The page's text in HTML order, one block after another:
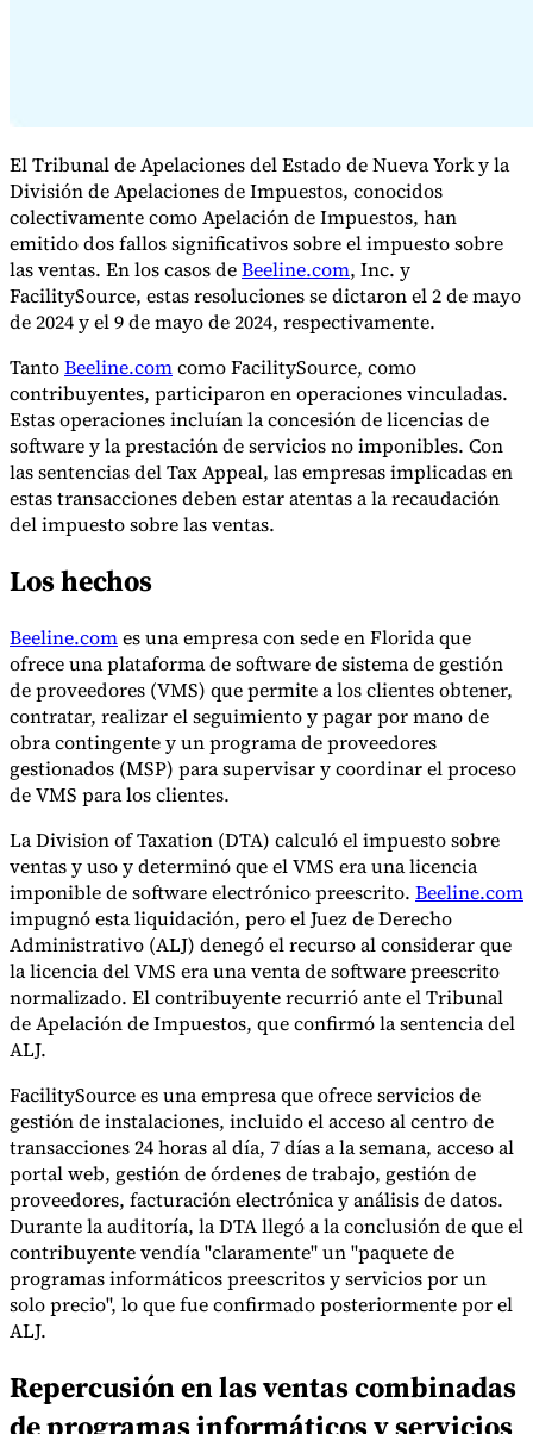
Herramientas
Calculadora de VAT Calculadora de GSTCalculadora del impuesto
sobre las ventasVerificador de número de VATRastreador de
mandatos de facturación electrónica
Expertos
Nuestros autores Conviértase en colaboradorElija un experto
El Tribunal de Apelaciones del Estado de Nueva York y la
División de Apelaciones de Impuestos, conocidos
colectivamente como Apelación de Impuestos, han
emitido dos fallos significativos sobre el impuesto sobre
las ventas. En los casos deBeeline.com, Inc. y
FacilitySource, estas resoluciones se dictaron el 2 de mayo
de 2024 y el 9 de mayo de 2024, respectivamente.
TantoBeeline.comcomo FacilitySource, como
contribuyentes, participaron en operaciones vinculadas.
Estas operaciones incluían la concesión de licencias de
software y la prestación de servicios no imponibles. Con
las sentencias del Tax Appeal, las empresas implicadas en
estas transacciones deben estar atentas a la recaudación
del impuesto sobre las ventas.
Los hechos
Beeline.comes una empresa con sede en Florida que
ofrece una plataforma de software de sistema de gestión
de proveedores (VMS) que permite a los clientes obtener,
contratar, realizar el seguimiento y pagar por mano de
obra contingente y un programa de proveedores
gestionados (MSP) para supervisar y coordinar el proceso
de VMS para los clientes.
La Division of Taxation (DTA) calculó el impuesto sobre
ventas y uso y determinó que el VMS era una licencia
imponible de software electrónico preescrito. Beeline.com
impugnó esta liquidación, pero el Juez de Derecho
Administrativo (ALJ) denegó el recurso al considerar que
la licencia del VMS era una venta de software preescrito
normalizado. El contribuyente recurrió ante el Tribunal
de Apelación de Impuestos, que confirmó la sentencia del
ALJ.
FacilitySource es una empresa que ofrece servicios de
gestión de instalaciones, incluido el acceso al centro de
transacciones 24 horas al día, 7 días a la semana, acceso al
portal web, gestión de órdenes de trabajo, gestión de
proveedores, facturación electrónica y análisis de datos.
Durante la auditoría, la DTA llegó a la conclusión de que el
contribuyente vendía "claramente" un "paquete de
programas informáticos preescritos y servicios por un
solo precio", lo que fue confirmado posteriormente por el
ALJ.
Repercusión en las ventas combinadas